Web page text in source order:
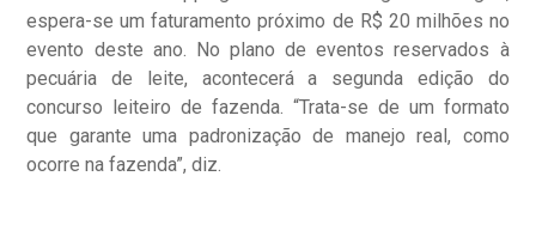
espera-se um faturamento próximo de R$ 20 milhões no
evento deste ano. No plano de eventos reservados à
pecuária de leite, acontecerá a segunda edição do
concurso leiteiro de fazenda. “Trata-se de um formato
que garante uma padronização de manejo real, como
ocorre na fazenda”, diz.